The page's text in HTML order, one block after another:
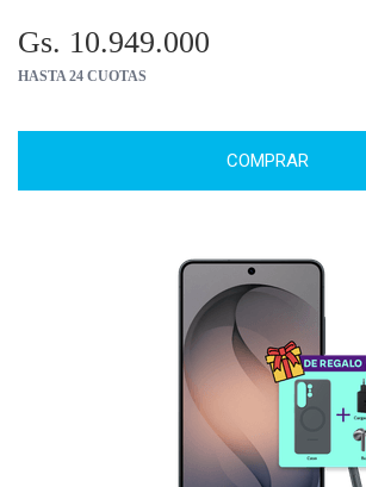
Gs. 10.949.000
HASTA 24 CUOTAS
COMPRAR